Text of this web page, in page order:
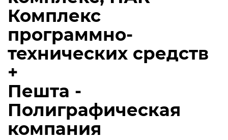
Комплекс
программно-
технических средств
+
Пешта -
Полиграфическая
компания